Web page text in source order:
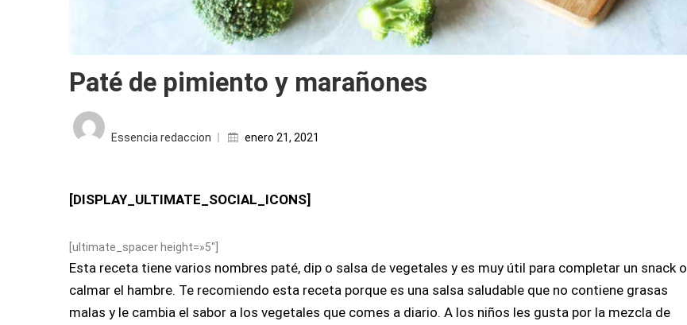
Paté de pimiento y marañones
Essencia redaccion
on
enero 21, 2021
[DISPLAY_ULTIMATE_SOCIAL_ICONS]
[ultimate_spacer height=»5″]
Esta receta tiene varios nombres paté, dip o salsa de vegetales y es muy útil para completar un snack o
calmar el hambre. Te recomiendo esta receta porque es una salsa saludable que no contiene grasas
malas y le cambia el sabor a los vegetales que comes a diario. A los niños les gusta por la mezcla de